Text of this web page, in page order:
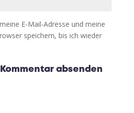
E-Mail-Adresse und meine
speichern, bis ich wieder